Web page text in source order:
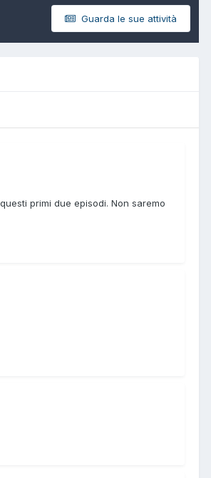
Guarda le sue attività
primi due episodi. Non saremo